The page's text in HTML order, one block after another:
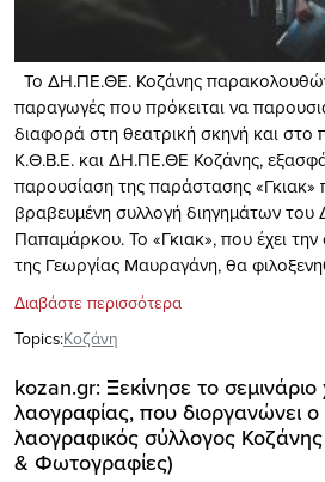
Το ΔΗ.ΠΕ.ΘΕ. Κοζάνης
παραγωγές που πρόκειται να
διαφορά στη θεατρική σκηνή και στο
Κ.Θ.Β.Ε. και ΔΗ.ΠΕ.ΘΕ Κοζάνης,
παρουσίαση της παράστασης «Γκιακ»
βραβευμένη συλλογή διηγημάτων του
Παπαμάρκου. Το «Γκιακ», που έχει
της Γεωργίας Μαυραγάνη, θα
Διαβάστε περισσότερα
Topics:Κοζάνη
kozan.gr: Ξεκίνησε το
λαογραφίας, που διοργανώνει ο
λαογραφικός σύλλογος Κοζάνης
& Φωτογραφίες)